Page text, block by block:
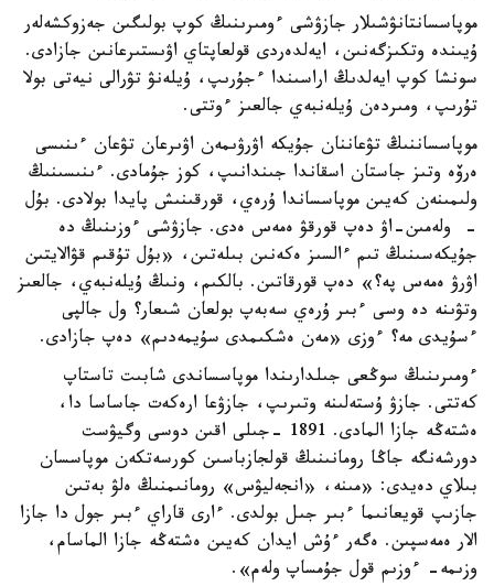
موپاسسانتانۋشىلار جازۋشى ءومىرىنىڭ كوپ بولىگىن جەزوكشەلەر
ۇيىندە وتكىزگەنىن، ايەلدەردى قولعاپتاي اۋىستىرعانىن جازادى.
سونشا كوپ ايەلدىڭ اراسىندا ءجۇرىپ، ۇيلەنۋ تۋرالى نيەتى بولا
تۇرىپ، ومىردەن ۇيلەنبەي جالعىز ءوتتى.
موپاسساننىڭ تۋعاننان جۇيكە اۋرۋىمەن اۋىرعان تۋعان ءىنىسى
ەرۆە وتىز جاستان اسقاندا جىندانىپ، كوز جۇمادى. ءىنىسىنىڭ
ولىمىنەن كەيىن موپاسساندا ۇرەي، قورقىنىش پايدا بولادى. بۇل
- ولەمىن-اۋ دەپ قورقۋ ەمەس ەدى. جازۋشى ءوزىنىڭ دە
جۇيكەسىنىڭ تىم ءالسىز ەكەنىن بىلەتىن، «بۇل تۇقىم قۋالايتىن
اۋرۋ ەمەس پە؟» دەپ قورقاتىن. بالكىم، ونىڭ ۇيلەنبەي، جالعىز
وتۋىنە دە وسى ءبىر ۇرەي سەبەپ بولعان شىعار؟ ول جالپى
ءسۇيدى مە؟ ءوزى «مەن ەشكىمدى سۇيمەدىم» دەپ جازادى.
ءومىرىنىڭ سوڭعى جىلدارىندا موپاسساندى شابىت تاستاپ
كەتتى. جازۋ ۇستەلىنە وتىرىپ، جازۋعا ارەكەت جاساسا دا،
ەشتەڭە جازا المادى. 1891 -جىلى اقىن دوسى وگيۋست
دورشەنگە جاڭا رومانىنىڭ قولجازباسىن كورسەتكەن موپاسسان
بىلاي دەيدى: «مىنە، «انجەليۋس» رومانىمنىڭ ەلۋ بەتىن
جازىپ قويعانىما ءبىر جىل بولدى. ءارى قاراي ءبىر جول دا جازا
الار ەمەسپىن. ەگەر ءۇش ايدان كەيىن ەشتەڭە جازا الماسام،
وزىمە- ءوزىم قول جۇمساپ ولەم».